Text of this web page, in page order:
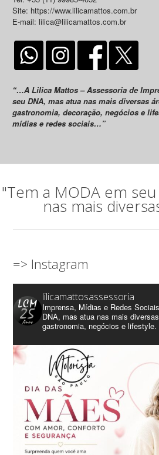
Site: https://www.lilicamattos.com.br
E-mail: lilica@lilicamattos.com.br
“…A Lilica Mattos – Assessoria de
seu DNA, mas atua nas mais diversas
gastronomia, decoração, negócios e
mídias e redes sociais…”
"Tem a MODA em
nas mais
=> Instagram
lilicamattosassessoria
Imprensa, Mídias e Redes
DNA, mas atua nas mais
gastronomia, negócios e lifestyle.